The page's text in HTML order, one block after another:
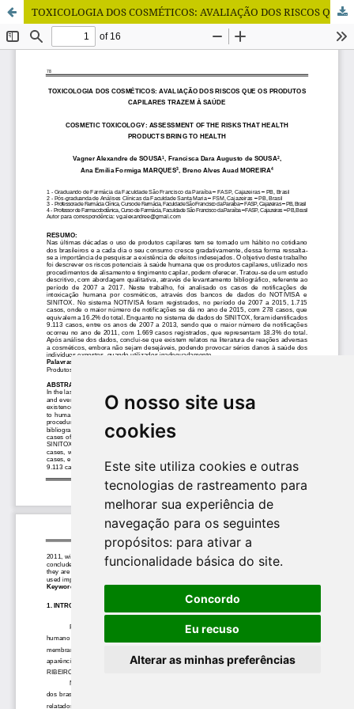
O nosso site usa
cookies
Este site utiliza cookies e outras
tecnologias de rastreamento para
melhorar sua experiência de
navegação para os seguintes
propósitos: para ativar a
funcionalidade básica do site.
Concordo
Eu recuso
Alterar as minhas preferências
TOXICOLOGIA DOS COSMÉTICOS: AVALIAÇÃO DOS RISCOS QUE OS PRODUTOS CAPILARES TRAZEM À SAÚDE